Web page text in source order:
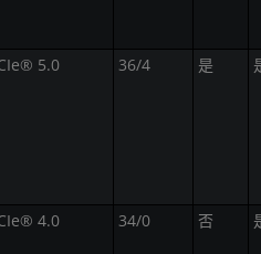
5.0 36/4 是
4.0 34/0 否